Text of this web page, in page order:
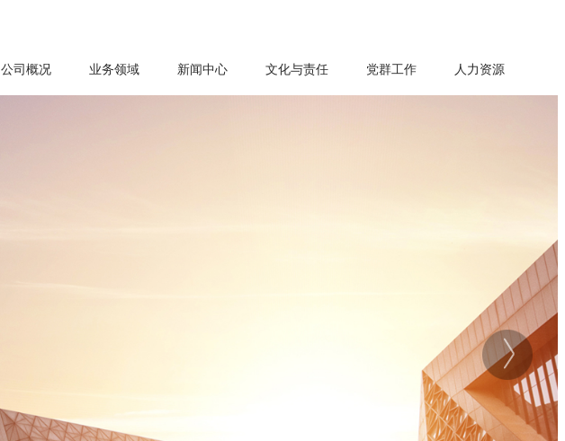
公司概况 业务领域 新闻中心 文化与责任 党群工作 人力资源